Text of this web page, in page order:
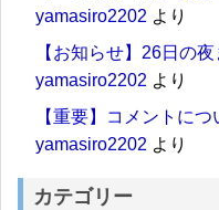
yamasiro2202 より
【お知らせ】26日の
yamasiro2202 より
【重要】コメントに
yamasiro2202 より
カテゴリー